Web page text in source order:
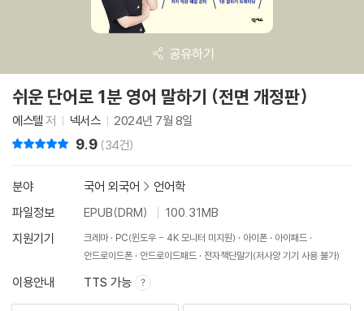
공유하기
쉬운 단어로 1분 영어 말하기 (전면 개정판)
에스텔 저 넥서스 2024년 7월 8일
9.9 (34건)
분야 국어 외국어 > 언어학
파일정보
EPUB(DRM)
100.31MB
지원기기
크레마 PC(윈도우 - 4K 모니터 미지원) 아이폰
아이패드
안드로이드폰
안드로이드패드 전자책단말기(저사양 기기 사용 불가)
이용안내 TTS 가능